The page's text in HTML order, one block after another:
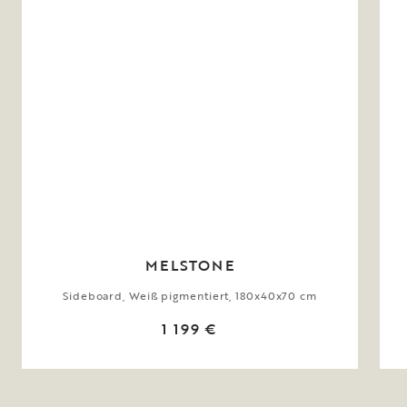
MELSTONE
Sideboard, Weiß pigmentiert, 180x40x70 cm
1 199 €